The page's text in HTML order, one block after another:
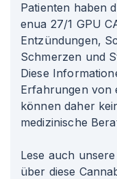
Patienten haben
enua 27/1 GPU
Entzündungen,
Schmerzen und
Diese
Erfahrungen von
können daher
medizinische
Lese auch unsere
über diese